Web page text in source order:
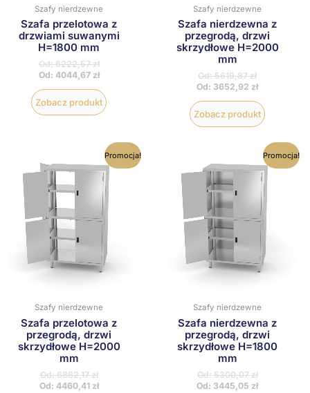
Szafy nierdzewne
Szafa przelotowa z
drzwiami suwanymi
H=1800 mm
Od:6222,57zł
Od: 4044,67 zł
Zobacz produkt
Szafy nierdzewne
Szafa nierdzewna z
przegrodą, drzwi
skrzydłowe H=2000
mm
Od:5619,87zł
Od: 3652,92 zł
Zobacz produkt
Promocja!
Szafy nierdzewne
Szafa przelotowa z
przegrodą, drzwi
skrzydłowe H=2000
mm
Od:6862,17zł
Od: 4460,41 zł
Ten
produkt
Opcje
wybrać
stronie
Promocja!
Szafy nierdzewne
Szafa nierdzewna z
przegrodą, drzwi
skrzydłowe H=1800
mm
Od:5300,07zł
Od: 3445,05 zł
Ten
produkt
Opcje
wybrać
stronie